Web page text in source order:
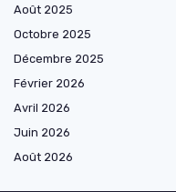
Août 2025
Octobre 2025
Décembre 2025
Février 2026
Avril 2026
Juin 2026
Août 2026